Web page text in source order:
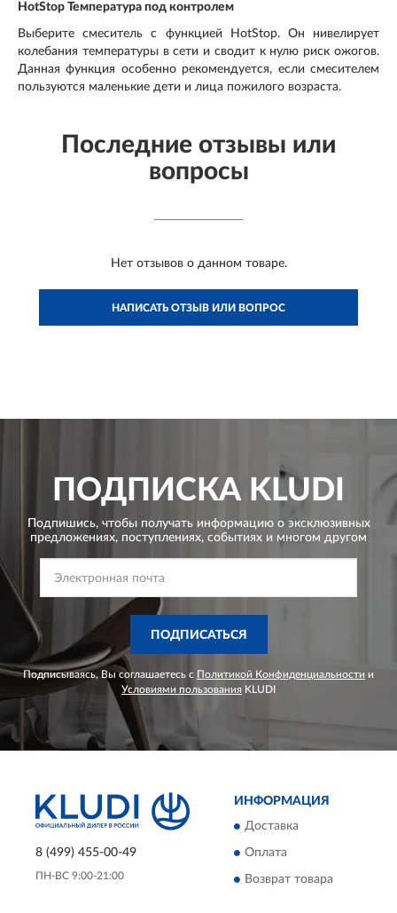
HotStop Температура под контролем
Выберите смеситель с функцией HotStop. Он нивелирует
колебания температуры в сети и сводит к нулю риск ожогов.
Данная функция особенно рекомендуется, если смесителем
пользуются маленькие дети и лица пожилого возраста.
Последние отзывы или
вопросы
Нет отзывов о данном товаре.
НАПИСАТЬ ОТЗЫВ ИЛИ ВОПРОС
ПОДПИСКАKLUDI
Подпишись, чтобы получать информацию о эксклюзивных
предложениях, поступлениях, событиях и многом другом
ПОДПИСАТЬСЯ
Подписываясь, Вы соглашаетесь с Политикой Конфиденциальности и
Условиями пользования KLUDI
8 (499) 455-00-49
ПН-ВС 9:00-21:00
ИНФОРМАЦИЯ
Доставка
Оплата
Возврат товара